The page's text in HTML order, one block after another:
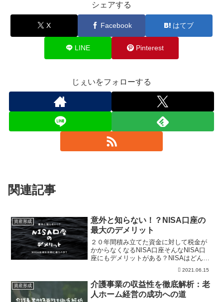
シェアする
X Facebook はてブ
LINE Pinterest
じぇいをフォローする
関連記事
資産形成
意外と知らない！？NISA口座の
最大のデメリット
２０年間積み立てた資金に対して税金が
かからなくなるNISA口座そんなNISA口
座にもデメリットがある？NISAはどんな
人が使うべきなのか徹底解説！一般口座
とNISA口座の損益通算の仕方などを徹底
解説！！
2021.06.15
資産形成
介護事業の収益性を徹底解析：老
人ホーム経営の成功への道